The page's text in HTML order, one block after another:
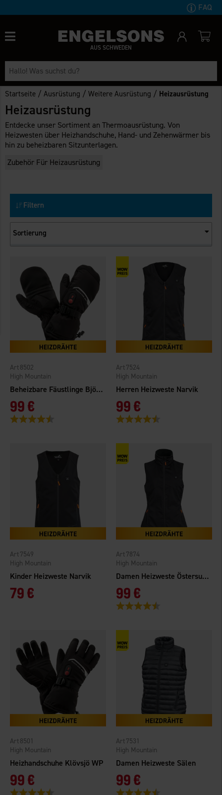
FAQ
AUS SCHWEDEN
Startseite /Ausrüstung /Weitere Ausrüstung / Heizausrüstung
Heizausrüstung
Entdecke unser Sortiment an Thermoausrüstung. Von
Heizwesten über Heizhandschuhe, Hand- und Zehenwärmer bis
hin zu beheizbaren Sitzunterlagen.
Zubehör Für Heizausrüstung
Filtern
Sortierung
Beheizbare Fäustlinge Björnriket WP
High Mountain
8502
99 €
Bewertung:
Herren Heizweste Narvik
High Mountain
7524
99 €
Bewertung:
Kinder Heizweste Narvik
High Mountain
7549
79 €
Damen Heizweste Östersund
High Mountain
7874
99 €
Bewertung:
Heizhandschuhe Klövsjö WP
High Mountain
8501
99 €
Bewertung:
Damen Heizweste Sälen
High Mountain
7531
99 €
Bewertung: